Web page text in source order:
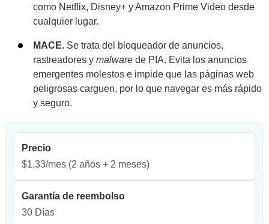
como Netflix, Disney+ y Amazon Prime Video desde
cualquier lugar.
MACE. Se trata del bloqueador de anuncios,
rastreadores y malware de PIA. Evita los anuncios
emergentes molestos e impide que las páginas web
peligrosas carguen, por lo que navegar es más rápido
y seguro.
Precio
$1,33/mes (2 años + 2 meses)
Garantía de reembolso
30 Días